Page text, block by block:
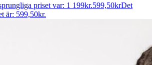
priset var: 1 199kr.599,50krDet
är: 599,50kr.